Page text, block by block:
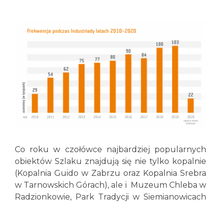
Co roku w czołówce najbardziej popularnych
obiektów Szlaku znajdują się nie tylko kopalnie
(Kopalnia Guido w Zabrzu oraz Kopalnia Srebra
w Tarnowskich Górach), ale i Muzeum Chleba w
Radzionkowie, Park Tradycji w Siemianowicach